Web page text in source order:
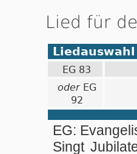
Lied für
Liedauswahl
EG 83
oderEG
92
EG:
Singt